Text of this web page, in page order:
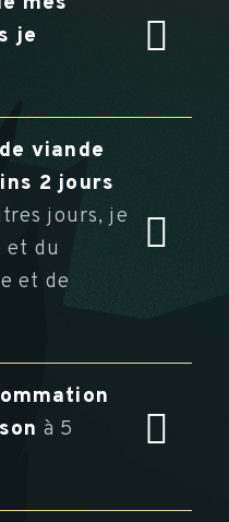
je
viande
2 jours
jours, je
et du
et de
à 5